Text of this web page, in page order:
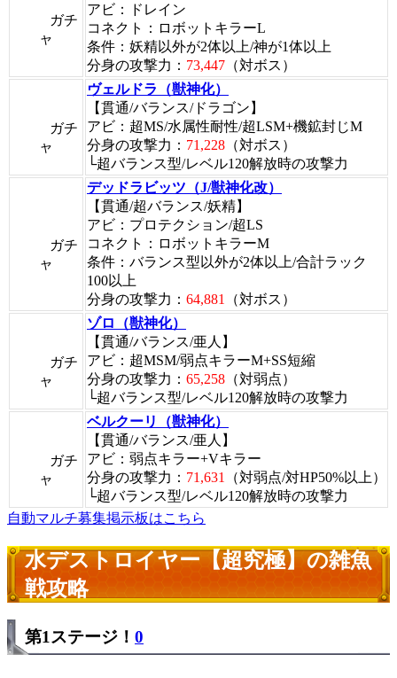
ガチ
ャ
アビ：ドレイン
コネクト：ロボットキラーL
条件：妖精以外が2体以上/神が1体以上
分身の攻撃力： 73,447 （対ボス）
ガチ
ャ
ヴェルドラ（獣神化）
【貫通/バランス/ドラゴン】
アビ：超MS/水属性耐性/超LSM+機鉱封じM
分身の攻撃力： 71,228 （対ボス）
└超バランス型/レベル120解放時の攻撃力
ガチ
ャ
デッドラビッツ（J/獣神化改）
【貫通/超バランス/妖精】
アビ：プロテクション/超LS
コネクト：ロボットキラーM
条件：バランス型以外が2体以上/合計ラック
100以上
分身の攻撃力： 64,881 （対ボス）
ガチ
ャ
ゾロ（獣神化）
【貫通/バランス/亜人】
アビ：超MSM/弱点キラーM+SS短縮
分身の攻撃力： 65,258 （対弱点）
└超バランス型/レベル120解放時の攻撃力
ガチ
ャ
ベルクーリ（獣神化）
【貫通/バランス/亜人】
アビ：弱点キラー+Vキラー
分身の攻撃力： 71,631
（対弱点/対HP50%以上）
└超バランス型/レベル120解放時の攻撃力
自動マルチ募集掲示板はこちら
水デストロイヤー【超究極】の雑魚
戦攻略
第1ステージ！ 0